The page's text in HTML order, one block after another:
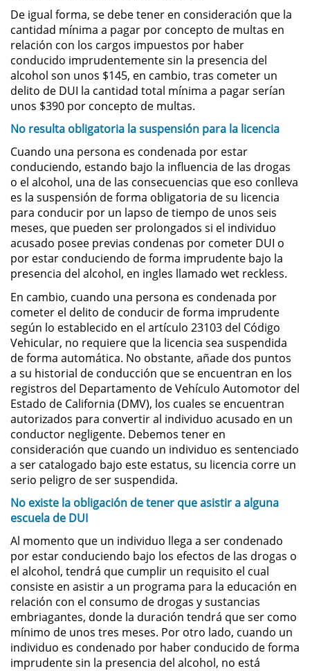
Delitos Sexuales
Actos Lascivos con un Menor
Agresión Sexual
Conducta Lasciva
Copulación Oral Forzada
Estupro
Exposición Indecente
Merodear Para Cometer
Prostitución
Molestar a un Niño Menor de 18
Años
Penetración Sexual Forzada
Pornografía Infantil
Prostitución y Solicitación
Delitos Violentos
Aumento de Sentencia para
Pandillas
Disuadir a un Testigo
Homicidio
Homicidio Involuntario
Homicidio Voluntario
De igual forma, se debe tener en consideración que la
cantidad mínima a pagar por concepto de multas en
relación con los cargos impuestos por haber
conducido imprudentemente sin la presencia del
alcohol son unos $145, en cambio, tras cometer un
delito de DUI la cantidad total mínima a pagar serían
unos $390 por concepto de multas.
No resulta obligatoria la suspensión para la licencia
Cuando una persona es condenada por estar
conduciendo, estando bajo la influencia de las drogas
o el alcohol, una de las consecuencias que eso conlleva
es la suspensión de forma obligatoria de su licencia
para conducir por un lapso de tiempo de unos seis
meses, que pueden ser prolongados si el individuo
acusado posee previas condenas por cometer DUI o
por estar conduciendo de forma imprudente bajo la
presencia del alcohol, en ingles llamado wet reckless.
En cambio, cuando una persona es condenada por
cometer el delito de conducir de forma imprudente
según lo establecido en el artículo 23103 del Código
Vehicular, no requiere que la licencia sea suspendida
de forma automática. No obstante, añade dos puntos
a su historial de conducción que se encuentran en los
registros del Departamento de Vehículo Automotor del
Estado de California (DMV), los cuales se encuentran
autorizados para convertir al individuo acusado en un
conductor negligente. Debemos tener en
consideración que cuando un individuo es sentenciado
a ser catalogado bajo este estatus, su licencia corre un
serio peligro de ser suspendida.
No existe la obligación de tener que asistir a alguna
escuela de DUI
Al momento que un individuo llega a ser condenado
por estar conduciendo bajo los efectos de las drogas o
el alcohol, tendrá que cumplir un requisito el cual
consiste en asistir a un programa para la educación en
relación con el consumo de drogas y sustancias
embriagantes, donde la duración tendrá que ser como
mínimo de unos tres meses. Por otro lado, cuando un
individuo es condenado por haber conducido de forma
imprudente sin la presencia del alcohol, no está